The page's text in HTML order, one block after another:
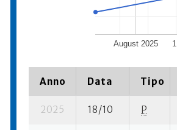
August 2025
Anno Data Tipo
2025 18/10 P